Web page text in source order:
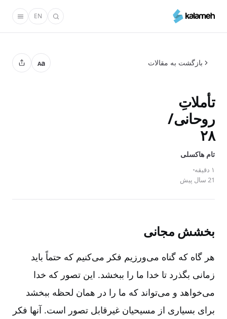
محتوای
EN
بازگشت به مقالات Aa
تأملاتِ
روحانی/
۲۸
تام‌ هاکسلی
۱ دقیقه
21 سال پیش
بخشش مجانی
هر گاه که گناه می‌ورزیم فکر می‌کنیم که حتماً باید
زمانی بگذرد تا خدا ما را ببخشد. این تصور که خدا
می‌خواهد و می‌تواند که ما را در همان لحظه ببخشد
برای بسیاری از مسیحیان غیرقابل تصور است‌. آنها فکر